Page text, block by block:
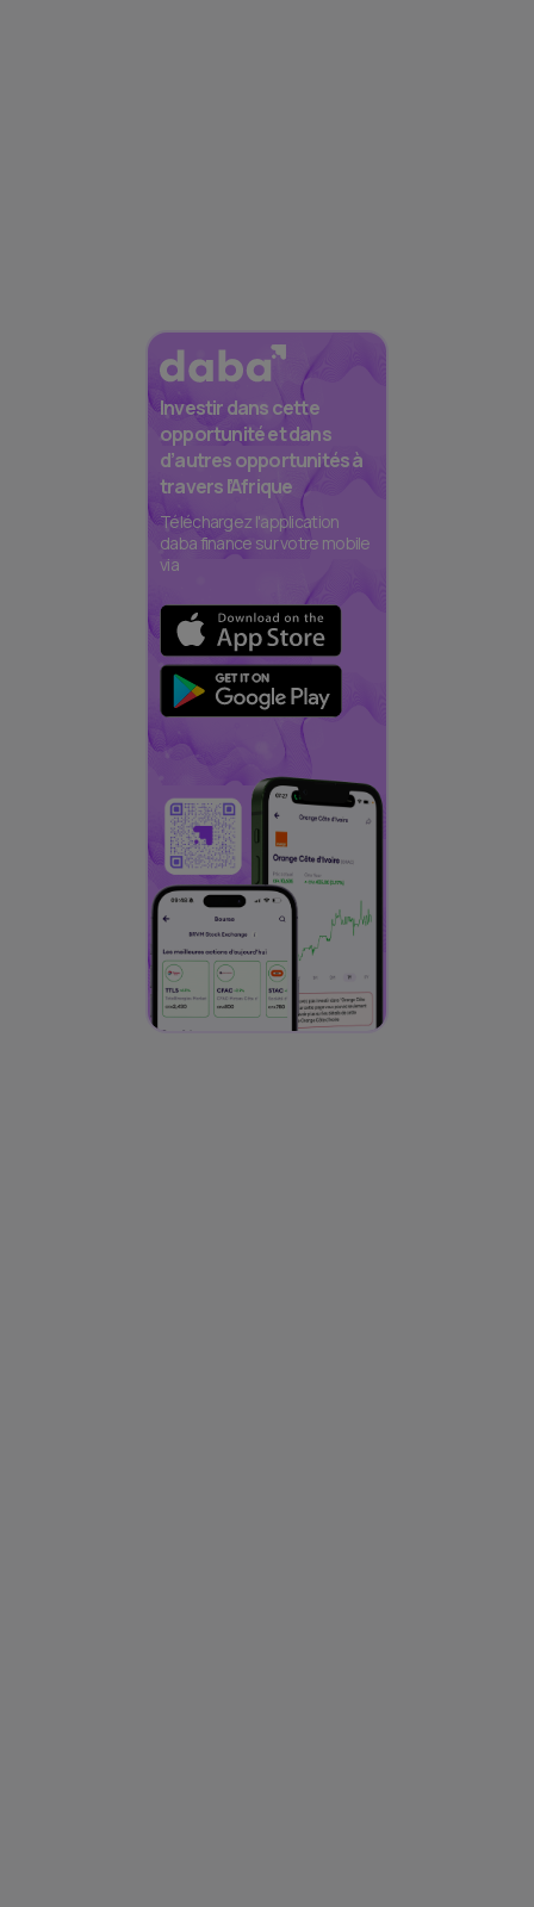
Investir dans cette
opportunité et dans
d’autres opportunités à
travers l’Afrique
Téléchargez l'application
daba finance sur votre mobile
via